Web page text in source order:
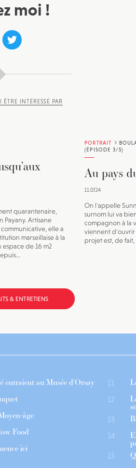
moi !
INTÉRESSÉ PAR
quarantenaire,
Payany. Artisane
elle a
marseillaise à la
de 16 m2
PORTRAIT
(ÉPISODE 3/5)
Au pays
11.07.24
On l'appelle
surnom lui va
compagnon à la
viennent
projet est, de
& ENTRETIENS
entraient au Musée d’Orsay
âge
Food
ici
11
12
13
14
15